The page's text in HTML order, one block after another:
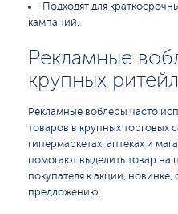
Подходят для
кампаний.
Рекламные
крупных
Рекламные воблеры часто
товаров в крупных торговых
гипермаркетах, аптеках и
помогают выделить товар на
покупателя к акции,
предложению.